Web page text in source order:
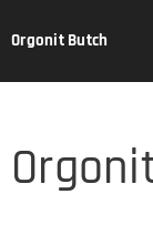
Orgonit Butch